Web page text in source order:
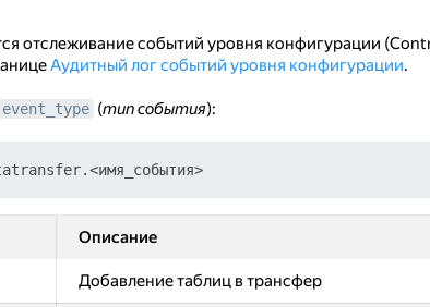
отслеживание событий уровня конфигурации
Аудитный лог событий уровня конфигурации.
event_type (тип события):
Описание
Добавление таблиц в трансфер